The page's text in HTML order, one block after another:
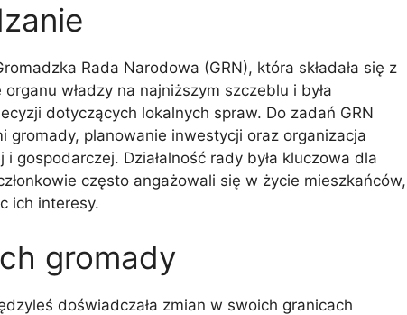
Rada Narodowa (GRN), która składała się z
organu władzy na najniższym szczeblu i była
dotyczących lokalnych spraw. Do zadań GRN
gromady, planowanie inwestycji oraz organizacja
i gospodarczej. Działalność rady była kluczowa dla
często angażowali się w życie mieszkańców,
ich interesy.
gromady
doświadczała zmian w swoich granicach